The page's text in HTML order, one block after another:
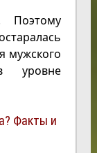
Поэтому
мужского
Факты и